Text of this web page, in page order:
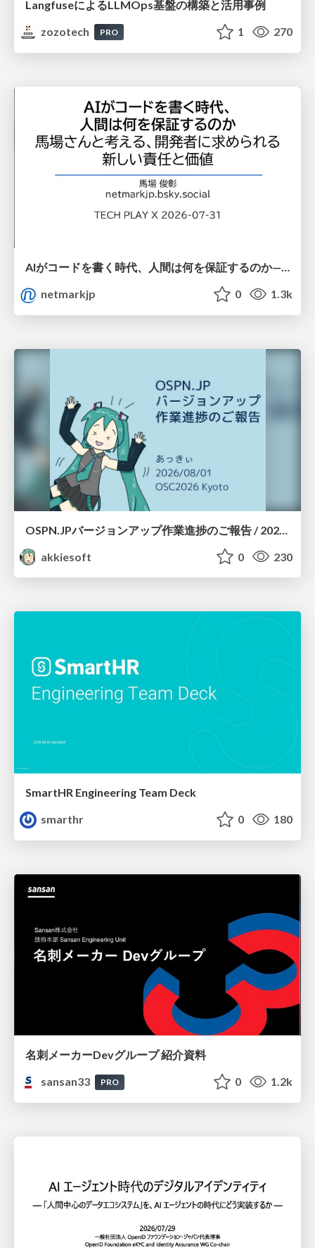
LangfuseによるLLMOps基盤の構築と活用事例
zozotech
PRO 1 270
AIがコードを書く時代、人間は何を保証するのか———馬場さんと考える、開発者に求められる新しい責任と価値 - TECH PLAY
netmarkjp
0 1.3k
akkiesoft
0 230
SmartHR Engineering Team Deck
smarthr
0 180
名刺メーカーDevグループ 紹介資料
sansan33
PRO 0 1.2k